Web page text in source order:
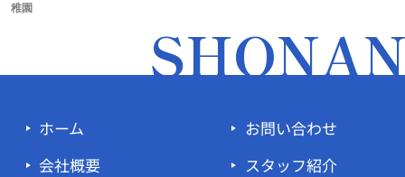
稚園
ホーム
会社概要
お問い合わせ
スタッフ紹介